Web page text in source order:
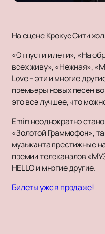
На сцене Крокус Сити
«Отпусти и лети», «На
всех живу», «Нежная»,
Love – эти и многие
премьеры новых песен
это все лучшее, что
Emin неоднократно
«Золотой Граммофон»,
музыканта престижные
премии телеканалов
HELLO и многие другие.
Билеты уже в продаже!